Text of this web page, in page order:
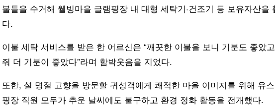
불들을 수거해 웰빙마을 글램핑장 내 대형 세탁기·건조기 등 보유자산을
다.
이불 세탁 서비스를 받은 한 어르신은 “깨끗한 이불을 보니 기분도 좋았
줘 더 기분이 좋았다”라며 함박웃음을 지었다.
또한, 설 명절 고향을 방문할 귀성객에게 쾌적한 마을 이미지를 위해 유
핑장 직원 모두가 추운 날씨에도 불구하고 환경 정화 활동을 전개했다.